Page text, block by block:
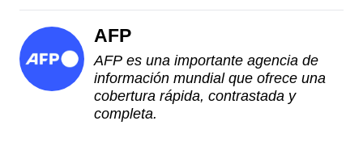
AFP
AFP es una importante agencia de
información mundial que ofrece una
cobertura rápida, contrastada y
completa.